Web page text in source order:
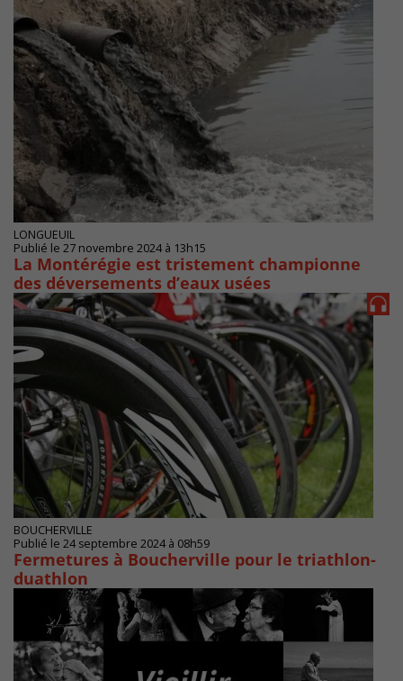
LONGUEUIL
Publié le 27 novembre 2024 à 13h15
La Montérégie est tristement championne
des déversements d’eaux usées
BOUCHERVILLE
Publié le 24 septembre 2024 à 08h59
Fermetures à Boucherville pour le triathlon-
duathlon